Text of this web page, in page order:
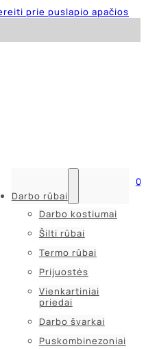
prie puslapio apačios
Darbo rūbai
Darbo kostiumai
Šilti rūbai
Termo rūbai
Prijuostės
Vienkartiniai
priedai
Darbo švarkai
Puskombinezoniai
0